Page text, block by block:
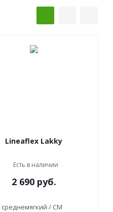
Lineaflex Lakky
Есть в наличии
2 690руб.
среднемягкий / СМ